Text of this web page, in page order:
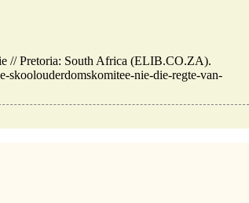
// Pretoria: South Africa (ELIB.CO.ZA).
skoolouderdomskomitee-nie-die-regte-van-